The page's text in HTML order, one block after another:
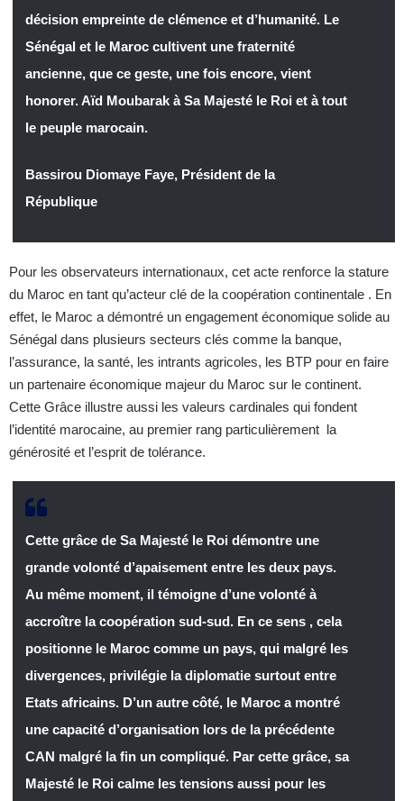
décision empreinte de clémence et d’humanité. Le
Sénégal et le Maroc cultivent une fraternité
ancienne, que ce geste, une fois encore, vient
honorer. Aïd Moubarak à Sa Majesté le Roi et à tout
le peuple marocain.
Bassirou Diomaye Faye, Président de la
République
Pour les observateurs internationaux, cet acte renforce la stature
du Maroc en tant qu’acteur clé de la coopération continentale . En
effet, le Maroc a démontré un engagement économique solide au
Sénégal dans plusieurs secteurs clés comme la banque,
l’assurance, la santé, les intrants agricoles, les BTP pour en faire
un partenaire économique majeur du Maroc sur le continent.
Cette Grâce illustre aussi les valeurs cardinales qui fondent
l’identité marocaine, au premier rang particulièrement la
générosité et l’esprit de tolérance.
Cette grâce de Sa Majesté le Roi démontre une
grande volonté d’apaisement entre les deux pays.
Au même moment, il témoigne d’une volonté à
accroître la coopération sud-sud. En ce sens , cela
positionne le Maroc comme un pays, qui malgré les
divergences, privilégie la diplomatie surtout entre
Etats africains. D’un autre côté, le Maroc a montré
une capacité d’organisation lors de la précédente
CAN malgré la fin un compliqué. Par cette grâce, sa
Majesté le Roi calme les tensions aussi pour les